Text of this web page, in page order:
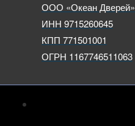
ООО «Океан Дверей»
ИНН 9715260645
КПП 771501001
ОГРН 1167746511063